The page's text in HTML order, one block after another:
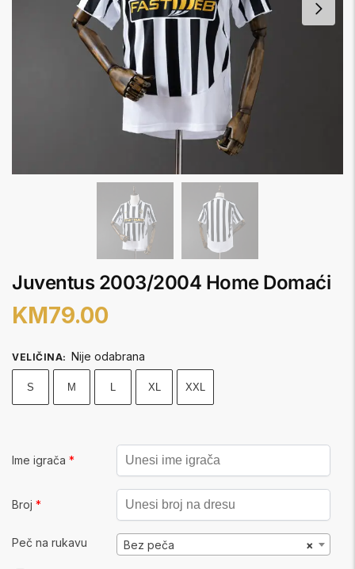
Juventus 2003/2004 Home Domaći
KM79.00
VELIČINA: Nije odabrana
S M L XL XXL
Ime igrača *
Broj *
Peč na rukavu ×
Bez peča